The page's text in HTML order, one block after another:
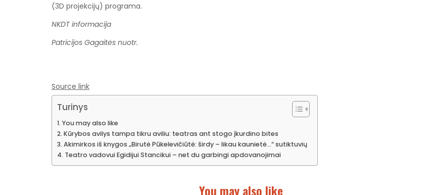
(3D projekcijų) programa.
NKDT informacija
Patricijos Gagaitės nuotr.
Source link
Turinys
You may also like
Kūrybos avilys tampa tikru aviliu: teatras ant stogo įkurdino bites
Akimirkos iš knygos „Birutė Pūkelevičiūtė: širdy – likau kaunietė…“ sutiktuvių
Teatro vadovui Egidijui Stancikui – net du garbingi apdovanojimai
You may also like